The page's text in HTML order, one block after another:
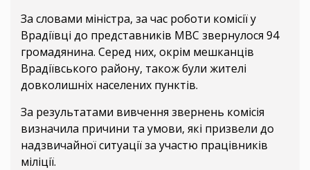
За словами міністра, за час роботи комісії у
Врадіївці до представників МВС звернулося 94
громадянина. Серед них, окрім мешканців
Врадіївського району, також були жителі
довколишніх населених пунктів.
За результатами вивчення звернень комісія
визначила причини та умови, які призвели до
надзвичайної ситуації за участю працівників
міліції.